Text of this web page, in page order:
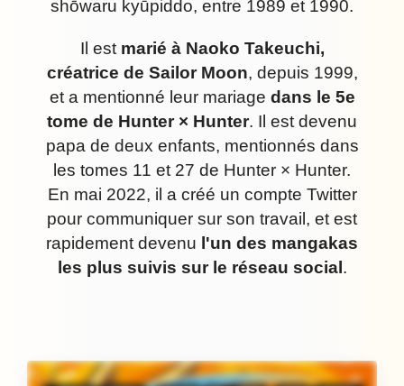
shōwaru kyūpiddo, entre 1989 et 1990.
Il est marié à Naoko Takeuchi,
créatrice de Sailor Moon, depuis 1999,
et a mentionné leur mariage dans le 5e
tome de Hunter × Hunter. Il est devenu
papa de deux enfants, mentionnés dans
les tomes 11 et 27 de Hunter × Hunter.
En mai 2022, il a créé un compte Twitter
pour communiquer sur son travail, et est
rapidement devenu l'un des mangakas
les plus suivis sur le réseau social .